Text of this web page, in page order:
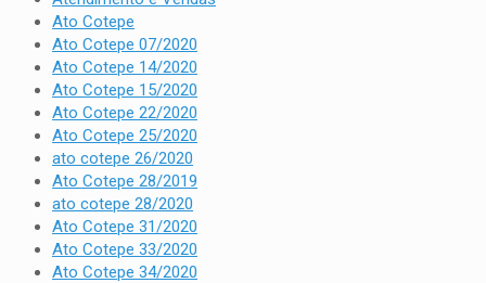
Ato Cotepe
Ato Cotepe 07/2020
Ato Cotepe 14/2020
Ato Cotepe 15/2020
Ato Cotepe 22/2020
Ato Cotepe 25/2020
ato cotepe 26/2020
Ato Cotepe 28/2019
ato cotepe 28/2020
Ato Cotepe 31/2020
Ato Cotepe 33/2020
Ato Cotepe 34/2020